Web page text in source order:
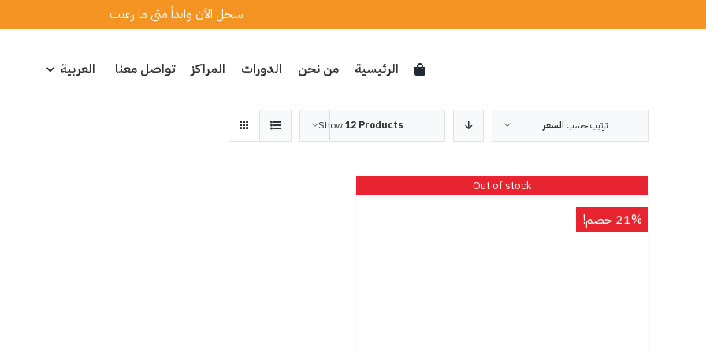
to
سجل الآن وابدأ متى ما رغبت
الرئيسية من نحن الدورات المراكز تواصل معنا العربية
ترتيب حسب السعر Show12 Products
Out of stock
21% خصم!